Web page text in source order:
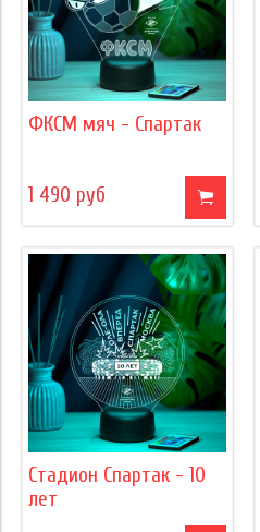
ФКСМ мяч - Спартак
1 490 руб
Стадион Спартак - 10
лет